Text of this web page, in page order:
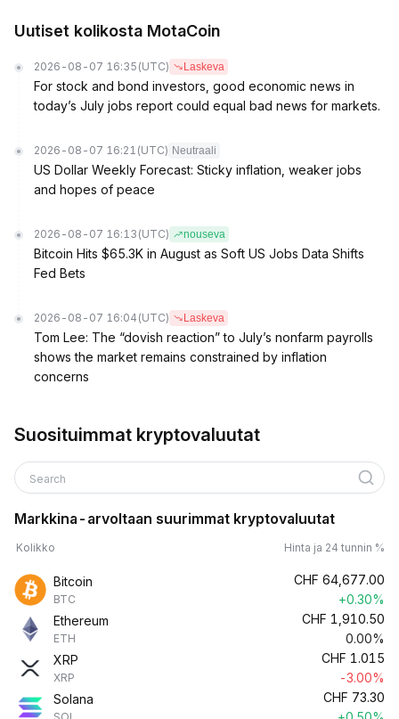
Uutiset kolikosta MotaCoin
2026-08-07 16:35 (UTC) Laskeva
For stock and bond investors, good economic news in
today’s July jobs report could equal bad news for markets.
2026-08-07 16:21 (UTC) Neutraali
US Dollar Weekly Forecast: Sticky inflation, weaker jobs
and hopes of peace
2026-08-07 16:13 (UTC) nouseva
Bitcoin Hits $65.3K in August as Soft US Jobs Data Shifts
Fed Bets
2026-08-07 16:04 (UTC) Laskeva
Tom Lee: The “dovish reaction” to July’s nonfarm payrolls
shows the market remains constrained by inflation
concerns
Suosituimmat kryptovaluutat
Search
Markkina-arvoltaan suurimmat kryptovaluutat
Kolikko Hinta ja 24 tunnin %
Bitcoin
BTC
CHF 64,677.00
+0.30%
Ethereum
ETH
CHF 1,910.50
0.00%
XRP
XRP
CHF 1.015
-3.00%
Solana
CHF 73.30